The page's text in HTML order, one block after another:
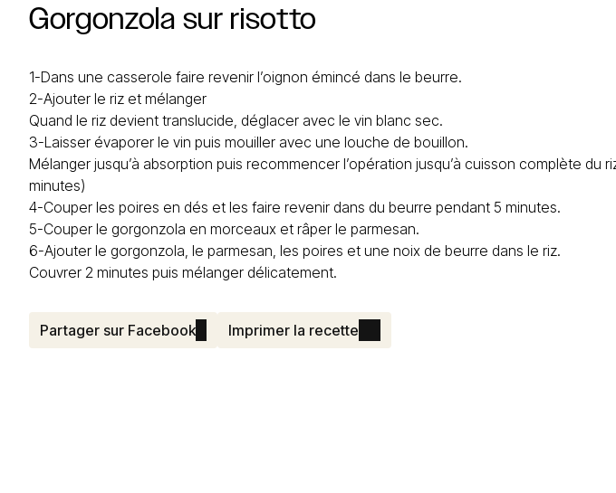
Gorgonzola sur risotto
1-Dans une casserole faire revenir l’oignon émincé dans le beurre.
2-Ajouter le riz et mélanger
Quand le riz devient translucide, déglacer avec le vin blanc sec.
3-Laisser évaporer le vin puis mouiller avec une louche de bouillon.
Mélanger jusqu’à absorption puis recommencer l’opération jusqu’à cuisson complète du
minutes)
4-Couper les poires en dés et les faire revenir dans du beurre pendant 5 minutes.
5-Couper le gorgonzola en morceaux et râper le parmesan.
6-Ajouter le gorgonzola, le parmesan, les poires et une noix de beurre dans le riz.
Couvrer 2 minutes puis mélanger délicatement.
Partager sur Facebook Imprimer la recette